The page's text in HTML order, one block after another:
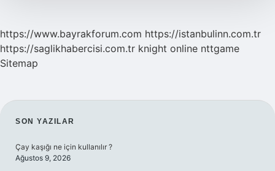
https://www.bayrakforum.com https://istanbulinn.com.tr
https://saglikhabercisi.com.tr knight online nttgame
Sitemap
SIDEBAR
SON YAZILAR
Çay kaşığı ne için kullanılır ?
Ağustos 9, 2026